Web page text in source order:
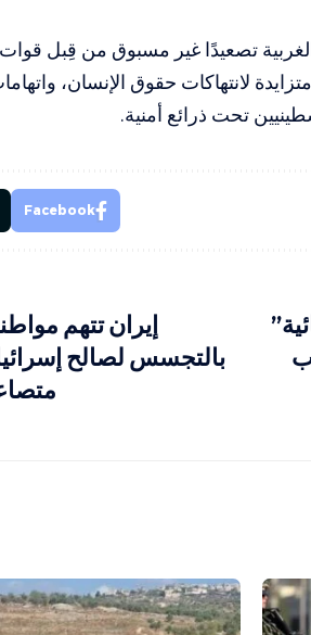
تصعيدًا غير مسبوق من قِبل قوات
لانتهاكات حقوق الإنسان،
تحت ذرائع أمنية.
Facebook
إيران تتهم
بالتجسس لصالح